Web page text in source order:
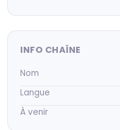
INFO CHAÎNE
Nom
Langue
À venir